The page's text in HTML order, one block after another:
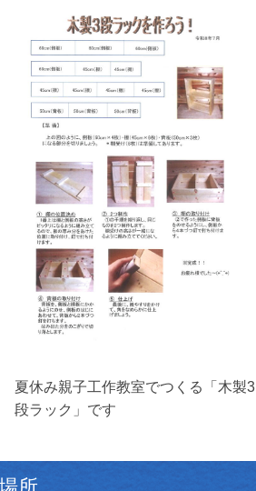
夏休み親子工作教室でつくる「木製3
段ラック」です